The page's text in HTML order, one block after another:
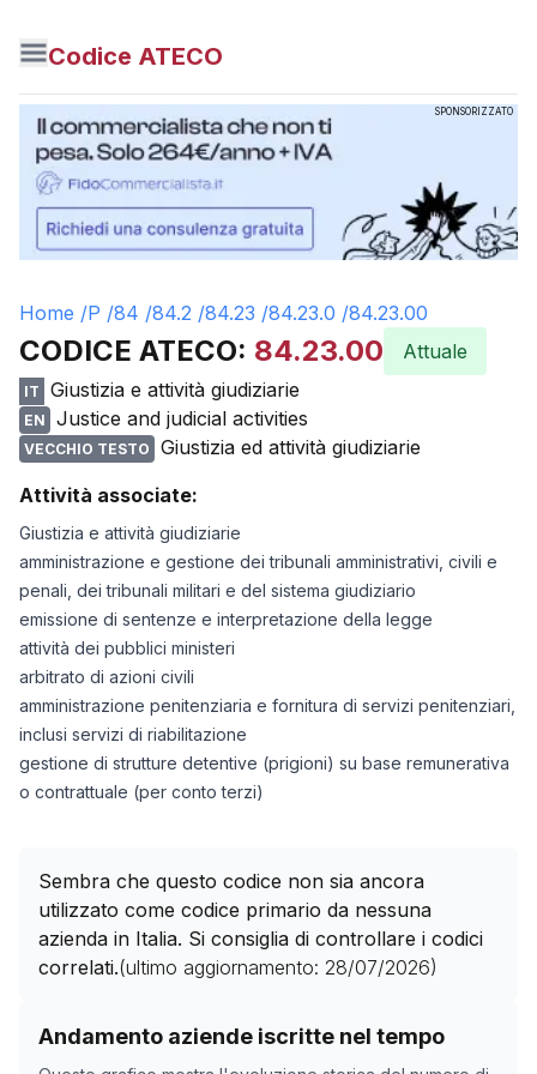
Codice ATECO
SPONSORIZZATO
Home /P /84 /84.2 /84.23 /84.23.0 /84.23.00
CODICE ATECO: 84.23.00 Attuale
IT Giustizia e attività giudiziarie
EN Justice and judicial activities
VECCHIO TESTO
Giustizia ed attività giudiziarie
Attività associate:
Giustizia e attività giudiziarie
amministrazione e gestione dei tribunali amministrativi, civili e
penali, dei tribunali militari e del sistema giudiziario
emissione di sentenze e interpretazione della legge
attività dei pubblici ministeri
arbitrato di azioni civili
amministrazione penitenziaria e fornitura di servizi penitenziari,
inclusi servizi di riabilitazione
gestione di strutture detentive (prigioni) su base remunerativa
o contrattuale (per conto terzi)
Sembra che questo codice non sia ancora
utilizzato come codice primario da nessuna
azienda in Italia. Si consiglia di controllare i codici
correlati.(ultimo aggiornamento: 28/07/2026)
Andamento aziende iscritte nel tempo
Storico numero di aziende con codice ATECO
Data rilevazione